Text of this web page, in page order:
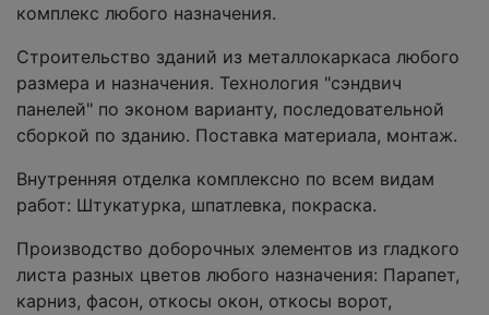
комплекс любого назначения.
Строительство зданий из металлокаркаса любого
размера и назначения. Технология "сэндвич
панелей" по эконом варианту, последовательной
сборкой по зданию. Поставка материала, монтаж.
Внутренняя отделка комплексно по всем видам
работ: Штукатурка, шпатлевка, покраска.
Производство доборочных элементов из гладкого
листа разных цветов любого назначения: Парапет,
карниз, фасон, откосы окон, откосы ворот,